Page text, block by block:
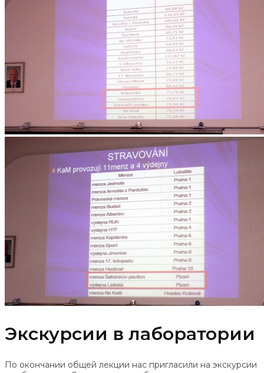
Экскурсии в лаборатории
По окончании общей лекции нас пригласили на экскурсии